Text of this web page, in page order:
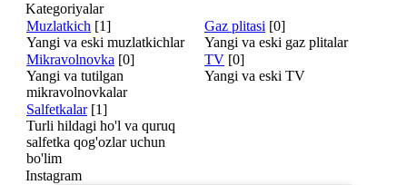
Kategoriyalar
Muzlatkich [1]
Yangi va eski muzlatkichlar
Gaz plitasi [0]
Yangi va eski gaz plitalar
Mikravolnovka [0]
Yangi va tutilgan
mikravolnovkalar
TV [0]
Yangi va eski TV
Salfetkalar [1]
Turli hildagi ho'l va quruq
salfetka qog'ozlar uchun
bo'lim
Instagram